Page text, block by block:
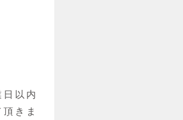
以内
きま